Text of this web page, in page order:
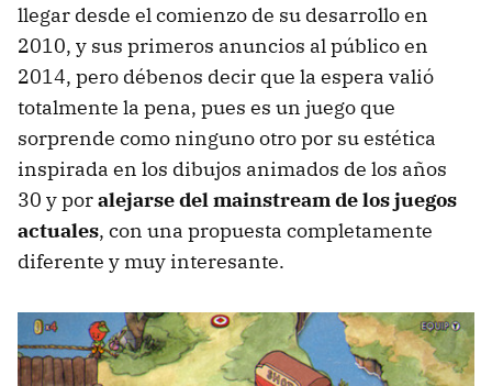
llegar desde el comienzo de su desarrollo en
2010, y sus primeros anuncios al público en
2014, pero débenos decir que la espera valió
totalmente la pena, pues es un juego que
sorprende como ninguno otro por su estética
inspirada en los dibujos animados de los años
30 y poralejarse del mainstream de los juegos
actuales, con una propuesta completamente
diferente y muy interesante.